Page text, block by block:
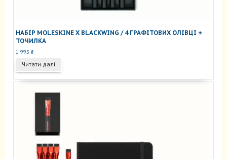
НАБІР MOLESKINE X BLACKWING / 4 ГРАФІТОВИХ ОЛІВЦІ +
ТОЧИЛКА
1 995 ₴
Читати далі